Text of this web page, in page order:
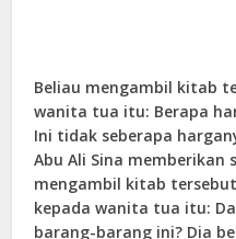
Beliau mengambil kitab
wanita tua itu: Berapa
Ini tidak seberapa
Abu Ali Sina memberikan
mengambil kitab
kepada wanita tua itu:
barang-barang ini? Dia